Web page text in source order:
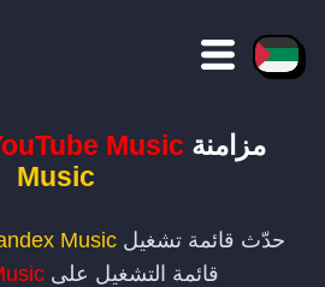
مزامنة Music
Music
حدّث قائمة تشغيلMusic
قائمة التشغيل على